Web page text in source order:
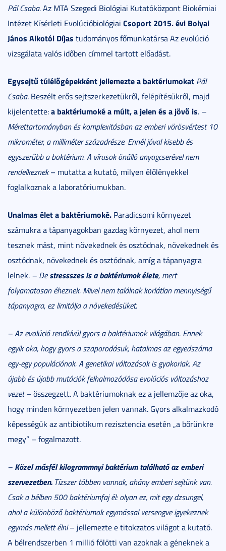
Pál Csaba.Az MTA Szegedi Biológiai Kutatóközpont Biokémiai
Intézet Kísérleti Evolúcióbiológiai Csoport 2015. évi Bolyai
János Alkotói Díjas tudományos főmunkatársa Az evolúció
vizsgálata valós időben címmel tartott előadást.
Egysejtű túlélőgépekként jellemezte a baktériumokat Pál
Csaba. Beszélt erős sejtszerkezetükről, felépítésükről, majd
kijelentette:a baktériumoké a múlt, a jelen és a jövő is. –
Mérettartományban és komplexitásban az emberi vörösvértest 10
mikrométer, a milliméter századrésze. Ennél jóval kisebb és
egyszerűbb a baktérium. A vírusok önálló anyagcserével nem
rendelkeznek– mutatta a kutató, milyen élőlényekkel
foglalkoznak a laboratóriumukban.
Unalmas élet a baktériumoké. Paradicsomi környezet
számukra a tápanyagokban gazdag környezet, ahol nem
tesznek mást, mint növekednek és osztódnak, növekednek és
osztódnak, növekednek és osztódnak, amíg a tápanyagra
lelnek. – Destressszes is a baktériumok élete, mert
folyamatosan éheznek. Mivel nem találnak korlátlan mennyiségű
tápanyagra, ez limitálja a növekedésüket.
– Az evolúció rendkívül gyors a baktériumok világában. Ennek
egyik oka, hogy gyors a szaporodásuk, hatalmas az egyedszáma
egy-egy populációnak. A genetikai változások is gyakoriak. Az
újabb és újabb mutációk felhalmozódása evolúciós változáshoz
vezet– összegzett. A baktériumoknak ez a jellemzője az oka,
hogy minden környezetben jelen vannak. Gyors alkalmazkodó
képességük az antibiotikum rezisztencia esetén „a bőrünkre
megy” – fogalmazott.
– Közel másfél kilogrammnyi baktérium található az emberi
szervezetben.Tízszer többen vannak, ahány emberi sejtünk van.
Csak a bélben 500 baktériumfaj él: olyan ez, mit egy dzsungel,
ahol a különböző baktériumok egymással versengve igyekeznek
egymás mellett élni– jellemezte e titokzatos világot a kutató.
A bélrendszerben 1 millió fölötti van azoknak a géneknek a